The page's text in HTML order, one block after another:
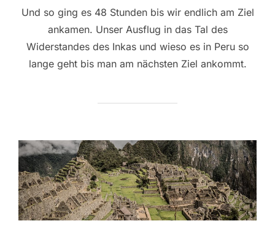
Und so ging es 48 Stunden bis wir endlich am Ziel
ankamen. Unser Ausflug in das Tal des
Widerstandes des Inkas und wieso es in Peru so
lange geht bis man am nächsten Ziel ankommt.